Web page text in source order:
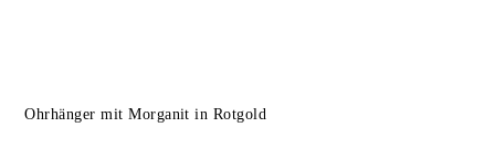
Ohrhänger mit Morganit in Rotgold